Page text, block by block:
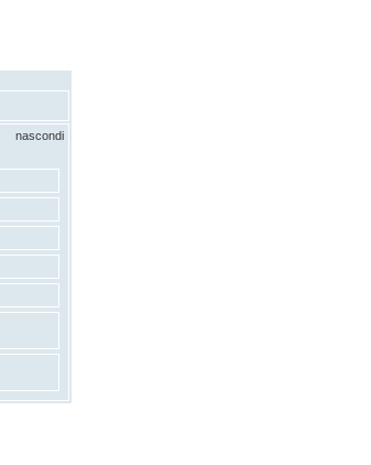
nascondi